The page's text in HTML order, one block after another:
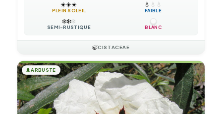
☀️☀️☀️
PLEIN SOLEIL
💧 💧 💧
FAIBLE
❄️❄️❄️
SEMI-RUSTIQUE BLANC
🍃CISTACEAE
🌲ARBUSTE